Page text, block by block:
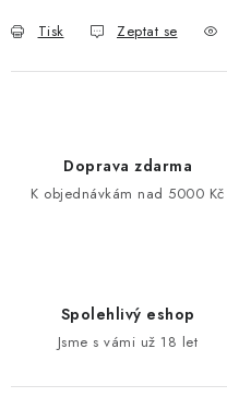
Tisk Zeptat se
Doprava zdarma
K objednávkám nad 5000 Kč
Spolehlivý eshop
Jsme s vámi už 18 let